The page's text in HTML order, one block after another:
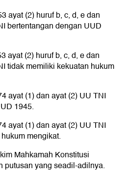
ayat (2) huruf b, c, d, e dan
bertentangan dengan UUD
ayat (2) huruf b, c, d, e dan
tidak memiliki kekuatan hukum
ayat (1) dan ayat (2) UU TNI
1945.
ayat (1) dan ayat (2) UU TNI
mengikat.
Mahkamah Konstitusi
putusan yang seadil-adilnya.